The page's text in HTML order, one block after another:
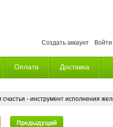
Создать аккаунт Войти
Оплата Доставка
счастья - инструмент исполнения
Предыдущий